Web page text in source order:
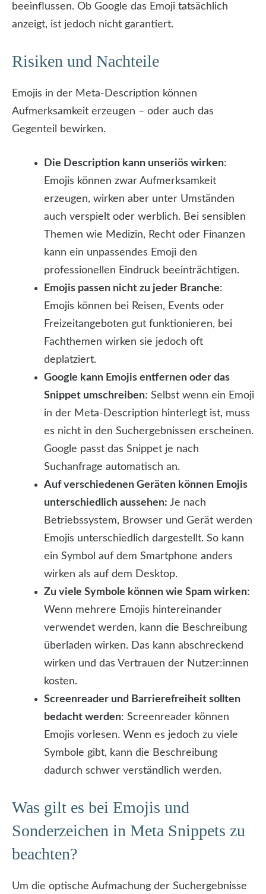
beeinflussen. Ob Google das Emoji tatsächlich
anzeigt, ist jedoch nicht garantiert.
Risiken und Nachteile
Emojis in der Meta-Description können
Aufmerksamkeit erzeugen – oder auch das
Gegenteil bewirken.
Die Description kann unseriös wirken:
Emojis können zwar Aufmerksamkeit
erzeugen, wirken aber unter Umständen
auch verspielt oder werblich. Bei sensiblen
Themen wie Medizin, Recht oder Finanzen
kann ein unpassendes Emoji den
professionellen Eindruck beeinträchtigen.
Emojis passen nicht zu jeder Branche:
Emojis können bei Reisen, Events oder
Freizeitangeboten gut funktionieren, bei
Fachthemen wirken sie jedoch oft
deplatziert.
Google kann Emojis entfernen oder das
Snippet umschreiben: Selbst wenn ein Emoji
in der Meta-Description hinterlegt ist, muss
es nicht in den Suchergebnissen erscheinen.
Google passt das Snippet je nach
Suchanfrage automatisch an.
Auf verschiedenen Geräten können Emojis
unterschiedlich aussehen: Je nach
Betriebssystem, Browser und Gerät werden
Emojis unterschiedlich dargestellt. So kann
ein Symbol auf dem Smartphone anders
wirken als auf dem Desktop.
Zu viele Symbole können wie Spam wirken:
Wenn mehrere Emojis hintereinander
verwendet werden, kann die Beschreibung
überladen wirken. Das kann abschreckend
wirken und das Vertrauen der Nutzer:innen
kosten.
Screenreader und Barrierefreiheit sollten
bedacht werden: Screenreader können
Emojis vorlesen. Wenn es jedoch zu viele
Symbole gibt, kann die Beschreibung
dadurch schwer verständlich werden.
Was gilt es bei Emojis und
Sonderzeichen in Meta Snippets zu
beachten?
Um die optische Aufmachung der Suchergebnisse